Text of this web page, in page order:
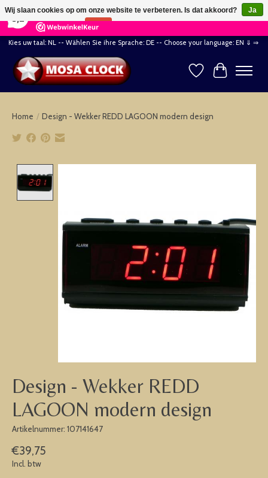
164 Reviews ×
Kies uw taal: NL -- Wählen Sie ihre Sprache: DE -- Choose your language: EN ⇓ ⇒
Verlanglijst
Home / Design - Wekker REDD LAGOON modern design
Design - Wekker REDD
LAGOON modern design
Artikelnummer: 107141647
€39,75
Incl. btw
Wij slaan cookies op om onze website te verbeteren. Is dat akkoord?
Ja
Nee